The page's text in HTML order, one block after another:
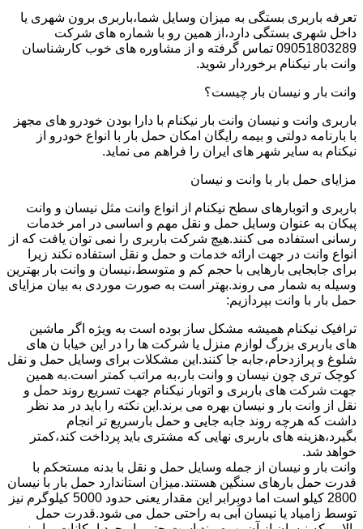
تعرفه باربری بستگی به میزان وسایل شما،باربری برون شهری یا
داخل شهری بستگی دارد،از همین رو با شماره های شرکت
09051803289 تماس گرفته و از مشاوره های خوب کارشناسان
وانت بار نیکنام برخوردار شوید.
وانت بار و نیسان بار چیست؟
باربری وانت و نیسان وانت بار نیکنام با دارا بودن خودرو های مجهز
با بارنامه دولتی و بیمه رایگان امکان حمل بار با انواع خودرو از
نیکنام به سایر شهر های ایران را فراهم می نماید.
مزایای حمل بار با وانت و نیسان
باربری و اتوبارهای سطح نیکنام از انواع وانت مثل نیسان و وانت
پیکان به عنوان وسایل حمل و نقل مهم و اساسی در امر خدمات
رسانی استفاده می کنند.هیچ شرکت باربری را نمی توان یافت که از
انواع وانت در جهت ارائه خدمات و حمل و نقل استفاده نکند زیرا
برای جابجایی بارهایی با حجم کم و متوسط،نیسان و وانت بار بهترین
وسیله به شمار می روند.بهتر است به صورت موردی به بیان مزایای
حمل بار با وانت بپردازیم:
ترافیک نیکنام همیشه مشکل ساز بوده است به ویژه اگر ماشین
های باربری بزرگ لوازم منزل یا شرکت ها را در این خیابا ن های
شلوغ و پرازدحام،جابه جا کنند.این مشکلات برای وسایل حمل و نقل
کوچک تری چون نیسان و وانت بار،به مراتب کمتر است.به همین
جهت شرکت های باربری و اتوبار نیکنام جهت تسریع روند حمل و
نقل از وانت بار و نیسان بهره می برند.این نکته را باید در مد نظر
داشت که هرچه روند جابه جایی و حمل بارسریع تر انجام
بگیرد،هزینه های باربری نهایی که مشتری باید پرداخت کند،کمتر
خواهد شد.
وانت بار و نیسان از جمله وسایل حمل و نقل با بدنه مستحکم با
قدرت حمل بارهای سنگین هستند.میزان استاندارد حمل بار با نیسان
2800 کیلو است اما دوبرابر این مقدار یعنی حدود 5000 کیلوگرم نیز
توسط زامیاد یا نیسان آبی به راحتی حمل می شود.قدرت حمل